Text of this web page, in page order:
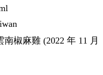
椒麻雞 (2022 年 11 月